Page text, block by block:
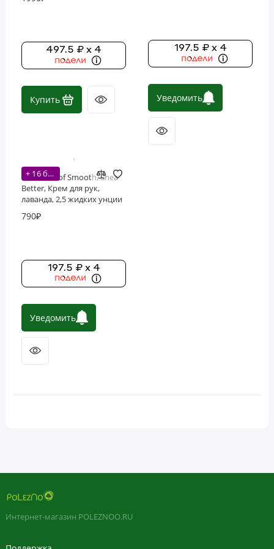
Уход за полостью рта
Уход за телом
497.5 ₽ x 4
Купить
197.5 ₽ x 4
Уведомить
+ 16 бонусов
Evolution of Smooth, Shea
Better, Крем для рук,
лаванда, 2,5 жидких унции
790₽
197.5 ₽ x 4
Уведомить
Интернет-магазин POLEZNOO.RU